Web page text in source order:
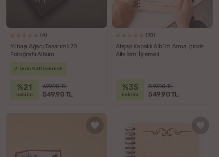
(4)
Yılbaşı Ağacı Tasarımlı 70
Fotoğraflı Albüm
2. Ürün %30 İndirimli
%21
indirim
699.90 TL
549.90 TL
(10)
Ahşap Kapaklı Albüm Arma İçinde
Aile İsmi İşlemeli
%35
indirim
849.90 TL
549.90 TL